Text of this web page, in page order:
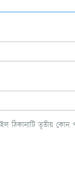
ঠিকানাটি তৃতীয় কোন